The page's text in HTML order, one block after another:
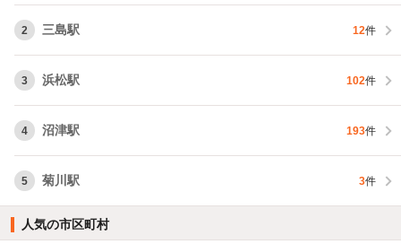
2 三島駅 12件
3 浜松駅 102件
4 沼津駅 193件
5 菊川駅 3件
人気の市区町村